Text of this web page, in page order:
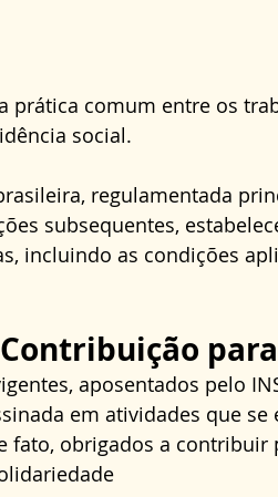
prática comum entre os
social.
regulamentada
subsequentes,
incluindo as condições
para
aposentados pelo
em atividades que
fato, obrigados a contribuir